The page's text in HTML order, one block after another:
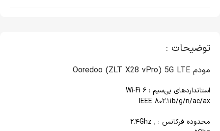
توضیحات :
مودم Ooredoo (ZLT X28 vPro) 5G LTE
استانداردهای بی‌سیم : Wi-Fi ۶
IEEE ۸۰۲.۱۱b/g/n/ac/ax
محدوده فرکانس : ۲.۴Ghz ,